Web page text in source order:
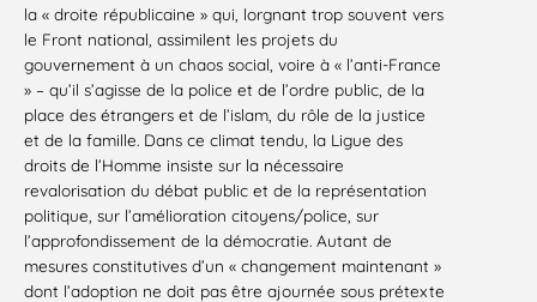
la « droite républicaine » qui, lorgnant trop souvent vers
le Front national, assimilent les projets du
gouvernement à un chaos social, voire à « l’anti-France
» – qu’il s’agisse de la police et de l’ordre public, de la
place des étrangers et de l’islam, du rôle de la justice
et de la famille. Dans ce climat tendu, la Ligue des
droits de l’Homme insiste sur la nécessaire
revalorisation du débat public et de la représentation
politique, sur l’amélioration citoyens/police, sur
l’approfondissement de la démocratie. Autant de
mesures constitutives d’un « changement maintenant »
dont l’adoption ne doit pas être ajournée sous prétexte